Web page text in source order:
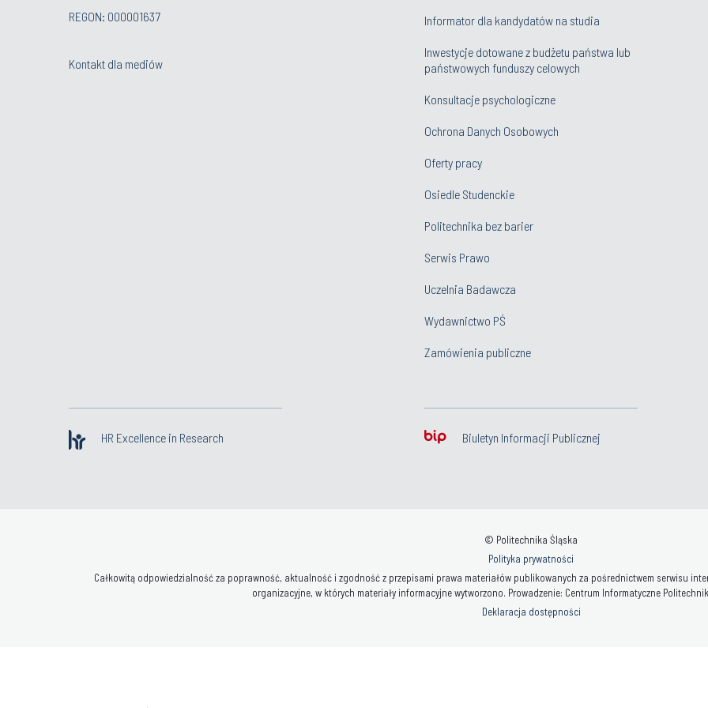
REGON: 000001637
Kontakt dla mediów
Informator dla kandydatów na studia
Inwestycje dotowane z budżetu państwa lub
państwowych funduszy celowych
Konsultacje psychologiczne
Ochrona Danych Osobowych
Oferty pracy
Osiedle Studenckie
Politechnika bez barier
Serwis Prawo
Uczelnia Badawcza
Wydawnictwo PŚ
Zamówienia publiczne
HR Excellence in Research Biuletyn Informacji Publicznej
© Politechnika Śląska
Polityka prywatności
Całkowitą odpowiedzialność za poprawność, aktualność i zgodność z przepisami prawa materiałów publikowanych za pośrednictwem serwisu
organizacyjne, w których materiały informacyjne wytworzono. Prowadzenie: Centrum Informatyczne
Deklaracja dostępności